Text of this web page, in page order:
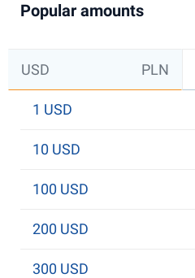
Popular amounts
USD PLN
1 USD
10 USD
100 USD
200 USD
300 USD